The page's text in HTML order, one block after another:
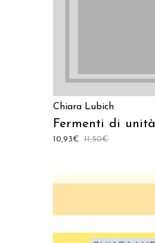
Chiara Lubich
Fermenti di unità
11,50€
10,93€